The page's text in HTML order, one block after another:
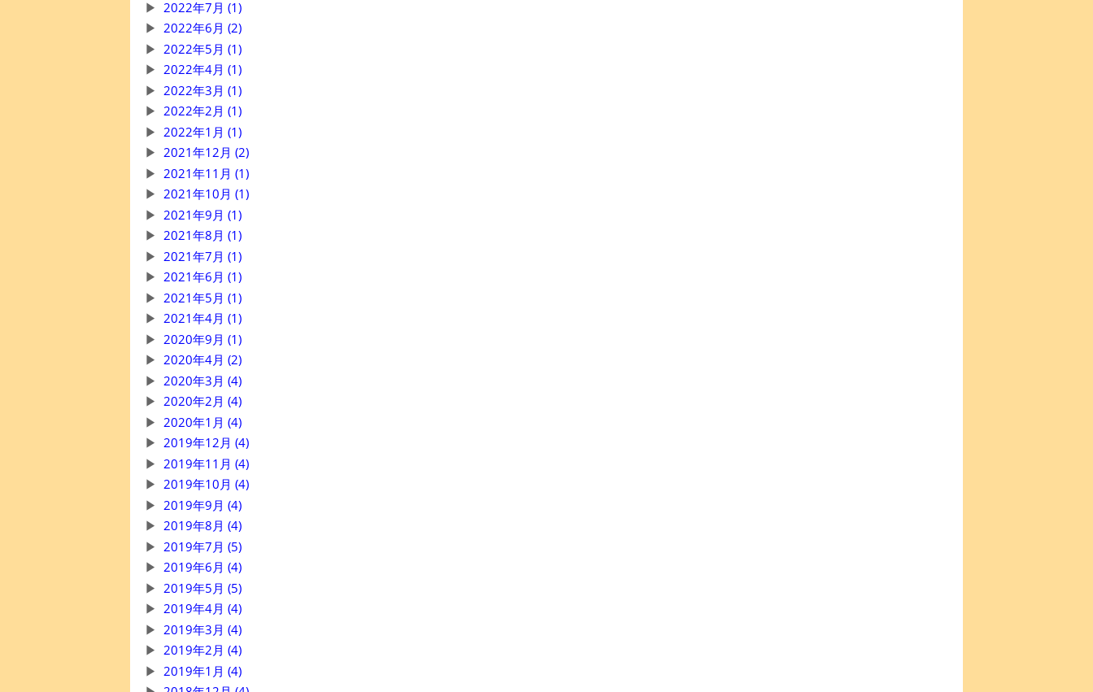
2022年7月 (1)
2022年6月 (2)
2022年5月 (1)
2022年4月 (1)
2022年3月 (1)
2022年2月 (1)
2022年1月 (1)
2021年12月 (2)
2021年11月 (1)
2021年10月 (1)
2021年9月 (1)
2021年8月 (1)
2021年7月 (1)
2021年6月 (1)
2021年5月 (1)
2021年4月 (1)
2020年9月 (1)
2020年4月 (2)
2020年3月 (4)
2020年2月 (4)
2020年1月 (4)
2019年12月 (4)
2019年11月 (4)
2019年10月 (4)
2019年9月 (4)
2019年8月 (4)
2019年7月 (5)
2019年6月 (4)
2019年5月 (5)
2019年4月 (4)
2019年3月 (4)
2019年2月 (4)
2019年1月 (4)